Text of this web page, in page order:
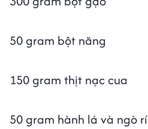
50 gram bột năng
150 gram thịt nạc cua
50 gram hành lá và ngò rí